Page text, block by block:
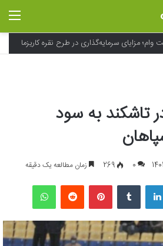
وام؛ مزایای سرمایه‌گذاری در طرح نقره کاریزما
تاشکند به سود
0
269 زمان مطالعه یک دقیقه
لینکداین پینتریست